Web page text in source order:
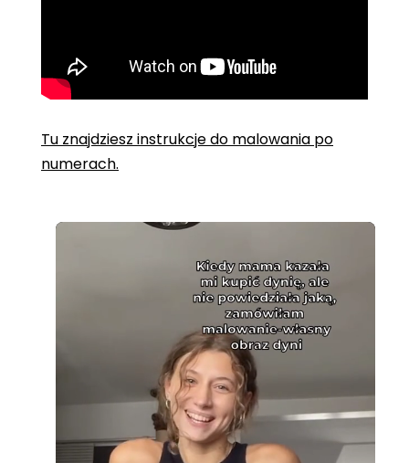
Tu znajdziesz instrukcje do malowania po
numerach.